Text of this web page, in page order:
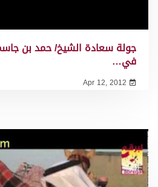
جولة سعادة الشيخ/ حمد بن
في…
Apr 12, 2012